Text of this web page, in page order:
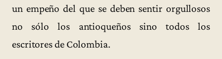
un empeño del que se deben sentir orgullosos
no sólo los antioqueños sino todos los
escritores de Colombia.